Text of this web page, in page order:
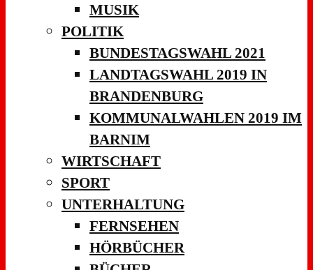
MUSIK
POLITIK
BUNDESTAGSWAHL 2021
LANDTAGSWAHL 2019 IN
BRANDENBURG
KOMMUNALWAHLEN 2019 IM
BARNIM
WIRTSCHAFT
SPORT
UNTERHALTUNG
FERNSEHEN
HÖRBÜCHER